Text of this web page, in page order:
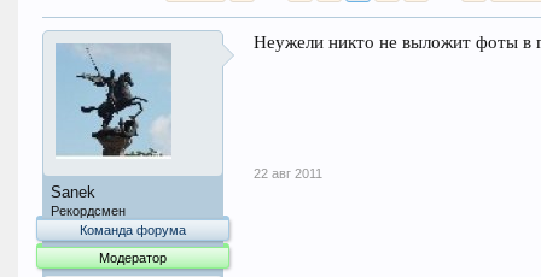
Sanek
Рекордсмен
Команда форума
Модератор
Неужели никто не выложит фоты в
22 авг 2011